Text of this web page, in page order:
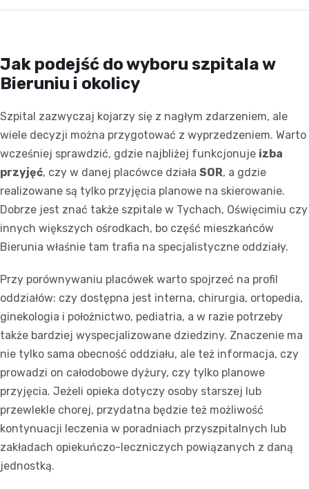
Jak podejść do wyboru szpitala w
Bieruniu i okolicy
Szpital zazwyczaj kojarzy się z nagłym zdarzeniem, ale
wiele decyzji można przygotować z wyprzedzeniem. Warto
wcześniej sprawdzić, gdzie najbliżej funkcjonuje izba
przyjęć, czy w danej placówce działa SOR, a gdzie
realizowane są tylko przyjęcia planowe na skierowanie.
Dobrze jest znać także szpitale w Tychach, Oświęcimiu czy
innych większych ośrodkach, bo część mieszkańców
Bierunia właśnie tam trafia na specjalistyczne oddziały.
Przy porównywaniu placówek warto spojrzeć na profil
oddziałów: czy dostępna jest interna, chirurgia, ortopedia,
ginekologia i położnictwo, pediatria, a w razie potrzeby
także bardziej wyspecjalizowane dziedziny. Znaczenie ma
nie tylko sama obecność oddziału, ale też informacja, czy
prowadzi on całodobowe dyżury, czy tylko planowe
przyjęcia. Jeżeli opieka dotyczy osoby starszej lub
przewlekle chorej, przydatna będzie też możliwość
kontynuacji leczenia w poradniach przyszpitalnych lub
zakładach opiekuńczo-leczniczych powiązanych z daną
jednostką.